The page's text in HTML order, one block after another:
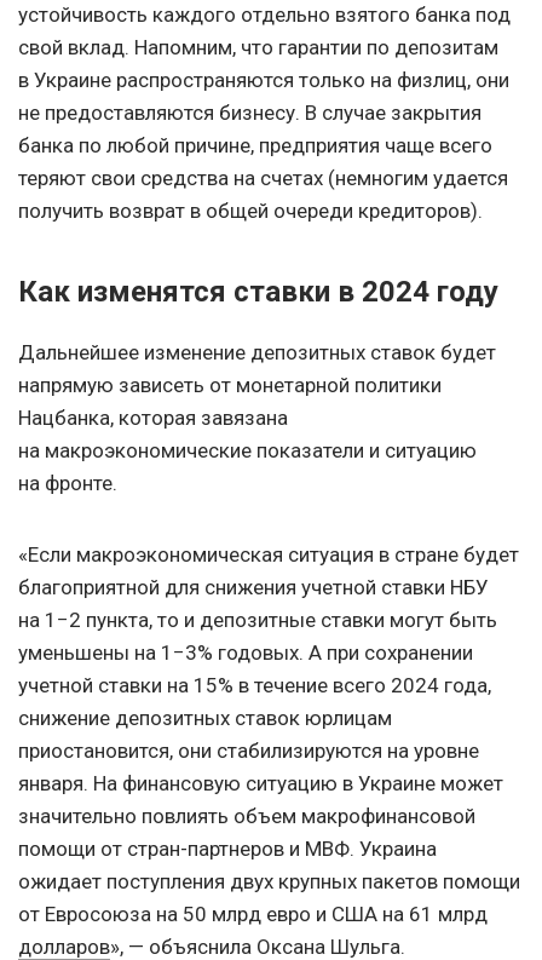
устойчивость каждого отдельно взятого банка под
свой вклад. Напомним, что гарантии по депозитам
в Украине распространяются только на физлиц, они
не предоставляются бизнесу. В случае закрытия
банка по любой причине, предприятия чаще всего
теряют свои средства на счетах (немногим удается
получить возврат в общей очереди кредиторов).
Как изменятся ставки в 2024 году
Дальнейшее изменение депозитных ставок будет
напрямую зависеть от монетарной политики
Нацбанка, которая завязана
на макроэкономические показатели и ситуацию
на фронте.
«Если макроэкономическая ситуация в стране будет
благоприятной для снижения учетной ставки НБУ
на 1−2 пункта, то и депозитные ставки могут быть
уменьшены на 1−3% годовых. А при сохранении
учетной ставки на 15% в течение всего 2024 года,
снижение депозитных ставок юрлицам
приостановится, они стабилизируются на уровне
января. На финансовую ситуацию в Украине может
значительно повлиять объем макрофинансовой
помощи от стран-партнеров и МВФ. Украина
ожидает поступления двух крупных пакетов помощи
от Евросоюза на 50 млрд евро и США на 61 млрд
долларов», — объяснила Оксана Шульга.